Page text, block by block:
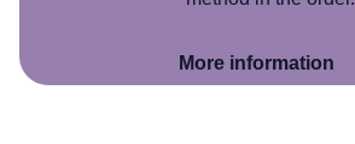
More information